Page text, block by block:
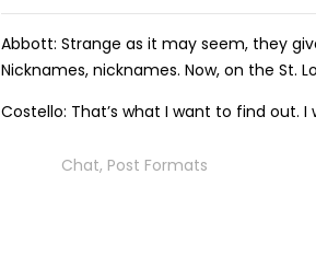
on
Abbott: Strange as it may seem, they
Nicknames, nicknames. Now, on the St.
Costello: That’s what I want to find out.
Chat, Post Formats